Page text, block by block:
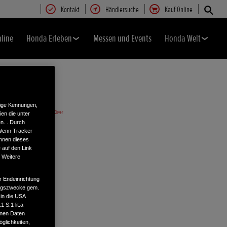
Kontakt Händlersuche Kauf Online
Honda Erleben Messen und Events Honda Welt
Kennungen,
die unter
. Durch
Tracker
dieses
auf den Link
Weitere
Endeinrichtung
gem.
die USA
S.1 lit.a
Daten